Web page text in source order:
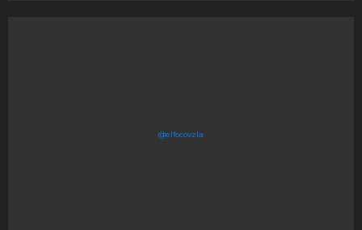
@elfocovzla